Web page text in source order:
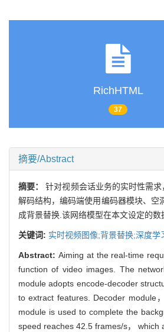
RichHTML
37
摘要/Abstract
摘要：针对视频会话业务的实时性需
解码结构，编码端使用编码器模块、
成背景替换.该网络模型在本文设定的
关键词: 实时视频图像;背景替换;深度
Abstract: Aiming at the real-time
function of video images. The
module adopts encode-decoder
to extract features. Decoder module
module is used to complete the
speed reaches 42.5 frames/s，